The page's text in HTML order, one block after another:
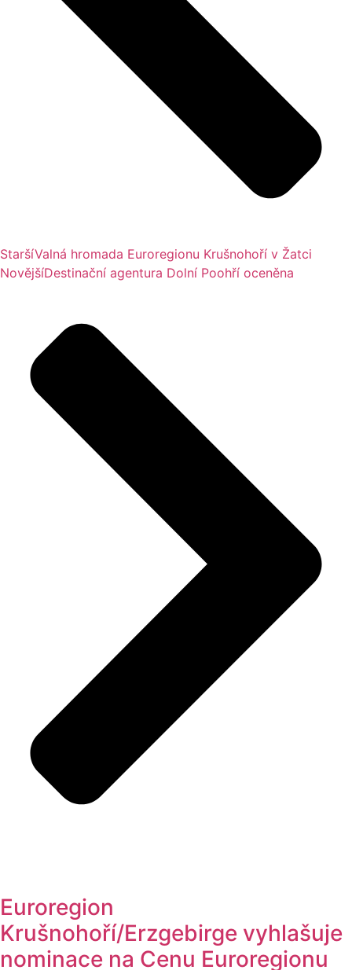
StaršíValná hromada Euroregionu Krušnohoří v Žatci
NovějšíDestinační agentura Dolní Poohří oceněna
Euroregion
Krušnohoří/Erzgebirge vyhlašuje
nominace na Cenu Euroregionu